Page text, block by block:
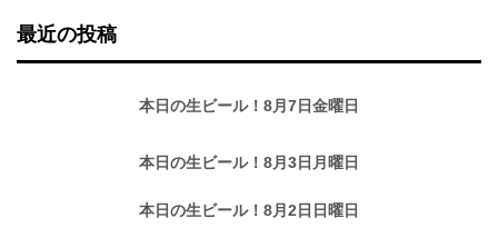
最近の投稿
本日の生ビール！8月7日金曜日
本日の生ビール！8月3日月曜日
本日の生ビール！8月2日日曜日